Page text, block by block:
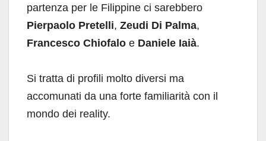
partenza per le Filippine ci sarebbero
Pierpaolo Pretelli, Zeudi Di Palma,
Francesco Chiofalo e Daniele Iaià.
Si tratta di profili molto diversi ma
accomunati da una forte familiarità con il
mondo dei reality.